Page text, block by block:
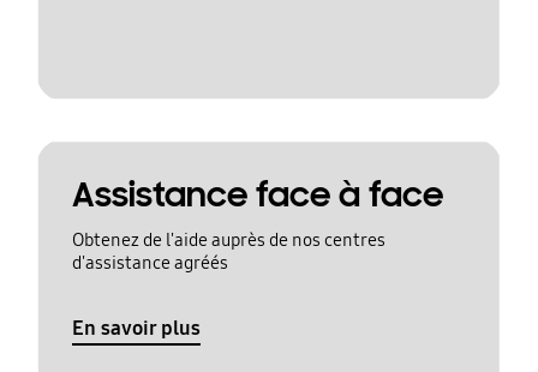
Assistance face à face
Obtenez de l'aide auprès de nos centres
d'assistance agréés
En savoir plus